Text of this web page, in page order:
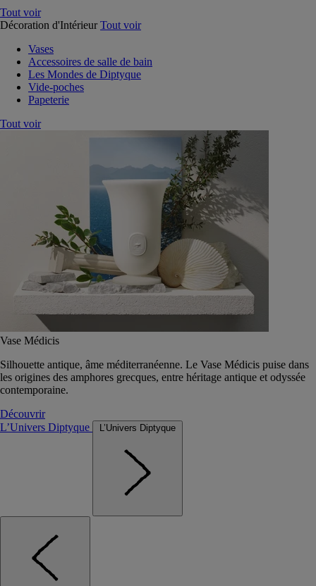
Tout voir
Décoration d'Intérieur Tout voir
Vases
Accessoires de salle de bain
Les Mondes de Diptyque
Vide-poches
Papeterie
Tout voir
Vase Médicis
Silhouette antique, âme méditerranéenne. Le Vase Médicis puise dans
les origines des amphores grecques, entre héritage antique et odyssée
contemporaine.
Découvrir
L’Univers Diptyque
L’Univers Diptyque